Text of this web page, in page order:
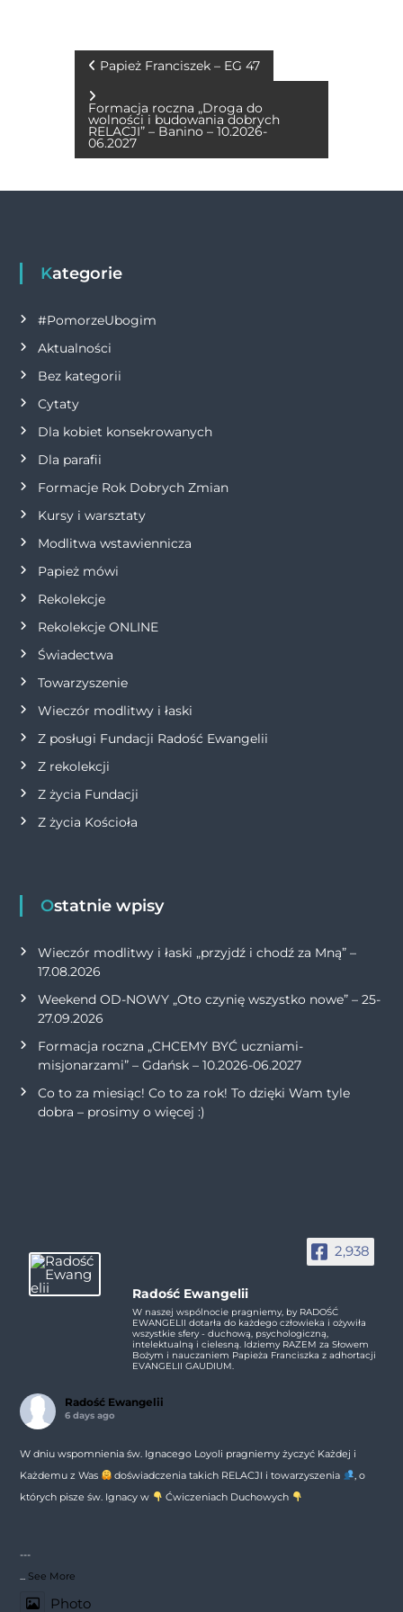
b
o
o
k
n
g
er
r
A
p
p
N
a
w
i
a
c
j
a
w
p
i
s
u
Papież Franciszek – EG 47
Formacja roczna „Droga do
wolności i budowania dobrych
RELACJI” – Banino – 10.2026-
06.2027
Kategorie
#PomorzeUbogim
Aktualności
Bez kategorii
Cytaty
Dla kobiet konsekrowanych
Dla parafii
Formacje Rok Dobrych Zmian
Kursy i warsztaty
Modlitwa wstawiennicza
Papież mówi
Rekolekcje
Rekolekcje ONLINE
Świadectwa
Towarzyszenie
Wieczór modlitwy i łaski
Z posługi Fundacji Radość Ewangelii
Z rekolekcji
Z życia Fundacji
Z życia Kościoła
Ostatnie wpisy
Wieczór modlitwy i łaski „przyjdź i chodź za Mną” –
17.08.2026
Weekend OD-NOWY „Oto czynię wszystko nowe” – 25-
27.09.2026
Formacja roczna „CHCEMY BYĆ uczniami-
misjonarzami” – Gdańsk – 10.2026-06.2027
Co to za miesiąc! Co to za rok! To dzięki Wam tyle
dobra – prosimy o więcej :)
2,938
Radość Ewangelii
W naszej wspólnocie pragniemy, by RADOŚĆ
EWANGELII dotarła do każdego człowieka i ożywiła
wszystkie sfery - duchową, psychologiczną,
intelektualną i cielesną. Idziemy RAZEM za Słowem
Bożym i nauczaniem Papieża Franciszka z adhortacji
EVANGELII GAUDIUM.
Radość Ewangelii
6 days ago
W dniu wspomnienia św. Ignacego Loyoli pragniemy życzyć Każdej i
Każdemu z Was
doświadczenia takich RELACJI i towarzyszenia
, o
których pisze św. Ignacy w
Ćwiczeniach Duchowych
---
... See More
Photo